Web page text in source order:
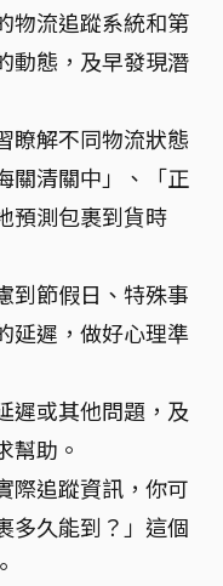
物流追蹤系統和第
動態，及早發現潛
瞭解不同物流狀態
關清關中」、「正
預測包裹到貨時
到節假日、特殊事
延遲，做好心理準
遲或其他問題，及
幫助。
際追蹤資訊，你可
多久能到？」這個